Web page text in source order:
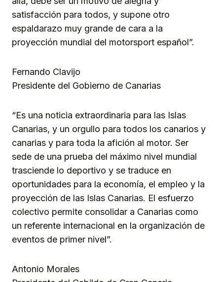
satisfacción para todos, y supone otro
espaldarazo muy grande de cara a la
proyección mundial del motorsport español”.
Fernando Clavijo
Presidente del Gobierno de Canarias
“Es una noticia extraordinaria para las Islas
Canarias, y un orgullo para todos los canarios y
canarias y para toda la afición al motor. Ser
sede de una prueba del máximo nivel mundial
trasciende lo deportivo y se traduce en
oportunidades para la economía, el empleo y la
proyección de las Islas Canarias. El esfuerzo
colectivo permite consolidar a Canarias como
un referente internacional en la organización de
eventos de primer nivel”.
Antonio Morales